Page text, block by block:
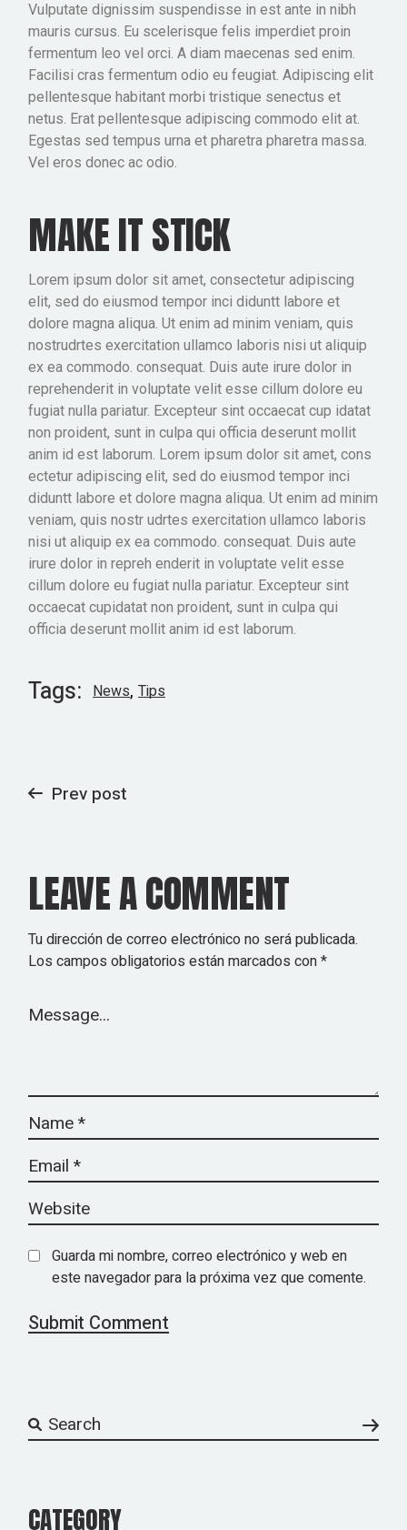
Vulputate dignissim suspendisse in est ante in nibh
mauris cursus. Eu scelerisque felis imperdiet proin
fermentum leo vel orci. A diam maecenas sed enim.
Facilisi cras fermentum odio eu feugiat. Adipiscing elit
pellentesque habitant morbi tristique senectus et
netus. Erat pellentesque adipiscing commodo elit at.
Egestas sed tempus urna et pharetra pharetra massa.
Vel eros donec ac odio.
MAKE IT STICK
Lorem ipsum dolor sit amet, consectetur adipiscing
elit, sed do eiusmod tempor inci diduntt labore et
dolore magna aliqua. Ut enim ad minim veniam, quis
nostrudrtes exercitation ullamco laboris nisi ut aliquip
ex ea commodo. consequat. Duis aute irure dolor in
reprehenderit in voluptate velit esse cillum dolore eu
fugiat nulla pariatur. Excepteur sint occaecat cup idatat
non proident, sunt in culpa qui officia deserunt mollit
anim id est laborum. Lorem ipsum dolor sit amet, cons
ectetur adipiscing elit, sed do eiusmod tempor inci
diduntt labore et dolore magna aliqua. Ut enim ad minim
veniam, quis nostr udrtes exercitation ullamco laboris
nisi ut aliquip ex ea commodo. consequat. Duis aute
irure dolor in repreh enderit in voluptate velit esse
cillum dolore eu fugiat nulla pariatur. Excepteur sint
occaecat cupidatat non proident, sunt in culpa qui
officia deserunt mollit anim id est laborum.
Tags: News Tips
Prev post
LEAVE A COMMENT
Tu dirección de correo electrónico no será publicada.
Los campos obligatorios están marcados con*
Guarda mi nombre, correo electrónico y web en
este navegador para la próxima vez que comente.
Submit Comment
CATEGORY